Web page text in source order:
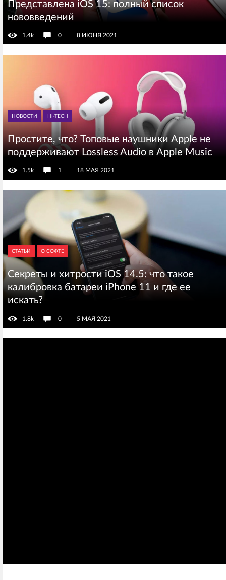
Представлена iOS 15: полный список
нововведений
1.4k 0 8 ИЮНЯ 2021
НОВОСТИ HI-TECH
Простите, что? Топовые наушники Apple не
поддерживают Lossless Audio в Apple Music
1.5k 1 18 МАЯ 2021
СТАТЬИ О СОФТЕ
Секреты и хитрости iOS 14.5: что такое
калибровка батареи iPhone 11 и где ее
искать?
1.8k 0 5 МАЯ 2021